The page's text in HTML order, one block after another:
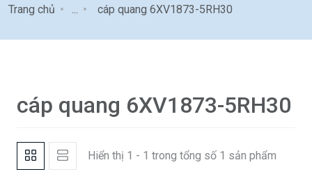
Trang chủ cáp quang 6XV1873-5RH30
cáp quang 6XV1873-5RH30
Hiển thị 1 - 1 trong tổng số 1 sản phẩm